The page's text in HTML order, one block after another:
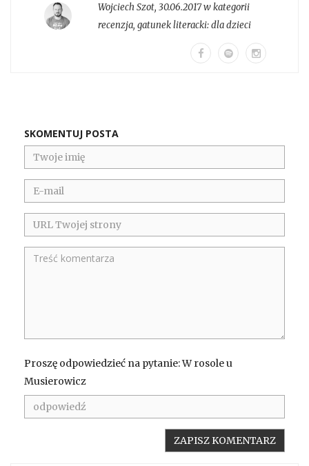
Wojciech Szot, 30.06.2017 w kategorii
recenzja, gatunek literacki:dla dzieci
SKOMENTUJ POSTA
Proszę odpowiedzieć na pytanie: W rosole u
Musierowicz